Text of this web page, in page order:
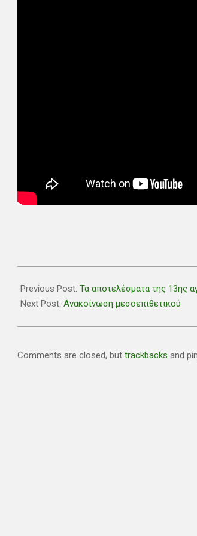
01-
12
Previous Post: Τα αποτελέσματα της 13ης
Next Post: Ανακοίνωση μεσοεπιθετικού
Comments are closed, but trackbacks and